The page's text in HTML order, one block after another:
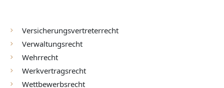
Versicherungsvertreterrecht
Verwaltungsrecht
Wehrrecht
Werkvertragsrecht
Wettbewerbsrecht